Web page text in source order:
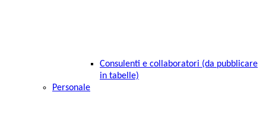
Consulenti e collaboratori (da pubblicare
in tabelle)
Personale